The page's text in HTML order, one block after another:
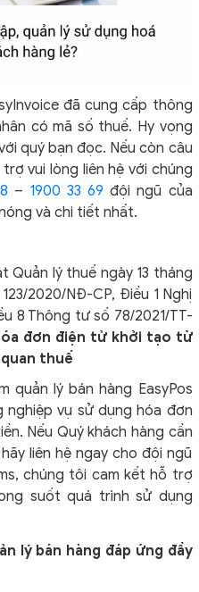
voice đã cung cấp thông
có mã số thuế. Hy vọng
quý bạn đọc. Nếu còn câu
vui lòng liên hệ với chúng
– 1900 33 69 đội ngũ của
và chi tiết nhất.
Quản lý thuế ngày 13 tháng
2020/NĐ-CP, Điều 1 Nghị
8 Thông tư số 78/2021/TT-
đơn điện tử khởi tạo từ
thuế
quản lý bán hàng EasyPos
nghiệp vụ sử dụnghóa đơn
Nếu Quý khách hàng cần
liên hệ ngay cho đội ngũ
chúng tôi cam kết hỗ trợ
suốt quá trình sử dụng
lý bán hàng đáp ứng đầy